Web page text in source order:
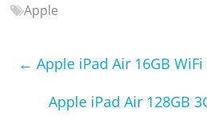
kávovary,
Apple
← Apple iPad Air 16GB WiFi
Apple iPad Air 128GB